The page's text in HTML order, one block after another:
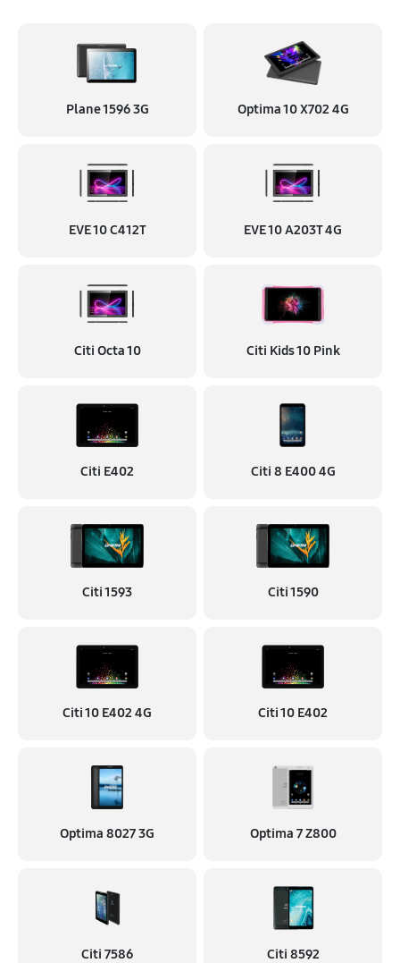
Plane 1596 3G Optima 10 X702 4G
EVE 10 C412T EVE 10 A203T 4G
Citi Octa 10 Citi Kids 10 Pink
Citi E402 Citi 8 E400 4G
Citi 1593 Citi 1590
Citi 10 E402 4G Citi 10 E402
Optima 8027 3G Optima 7 Z800
Citi 7586 Citi 8592